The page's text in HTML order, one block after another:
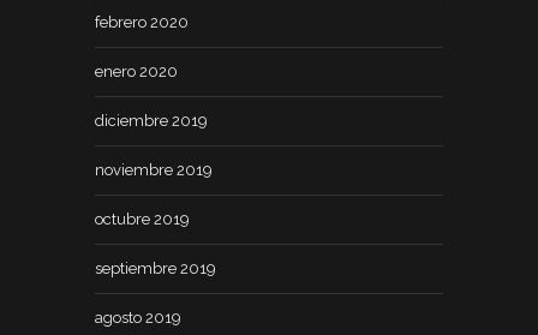
febrero 2020
enero 2020
diciembre 2019
noviembre 2019
octubre 2019
septiembre 2019
agosto 2019